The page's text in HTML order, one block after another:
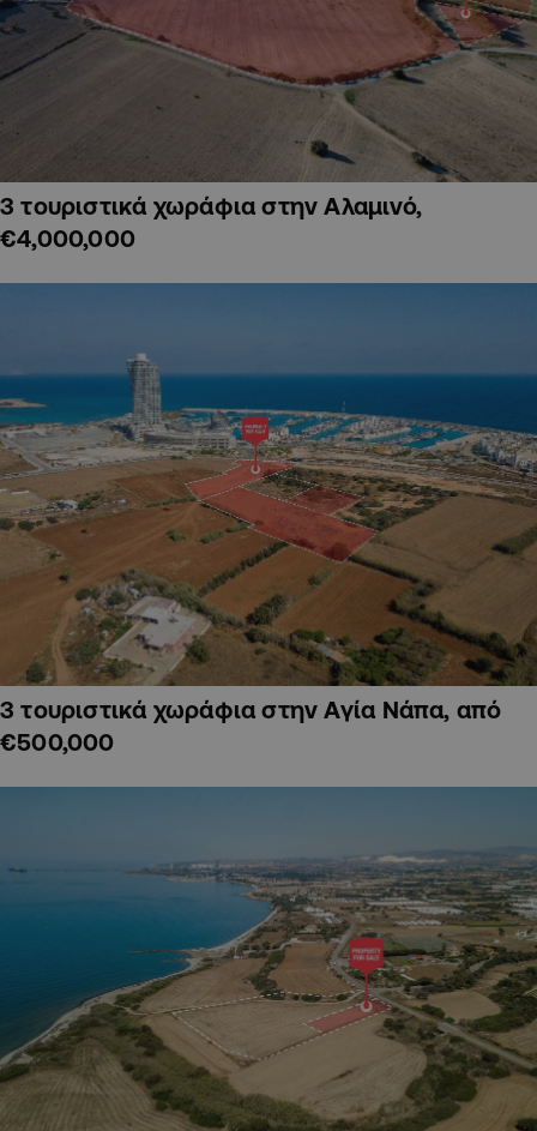
3 τουριστικά χωράφια στην Αλαμινό,
€4,000,000
3 τουριστικά χωράφια στην Αγία Νάπα, από
€500,000